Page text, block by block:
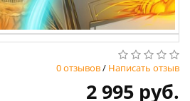
0 отзывов/ Написать отзыв
2 995 руб.